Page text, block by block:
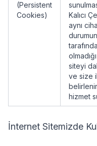
(Persistent
Cookies)
Kalıcı
aynı
siteyi
ve size
hizmet
İnternet Sitemizde